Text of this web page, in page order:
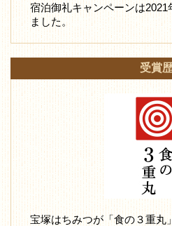
宿泊御礼キャンペーンは
ました。
受賞
宝塚はちみつが「食の３重丸